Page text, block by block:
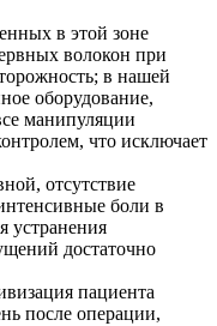
в этой зоне
волокон при
в нашей
оборудование,
манипуляции
что исключает
отсутствие
боли в
устранения
достаточно
пациента
после операции,